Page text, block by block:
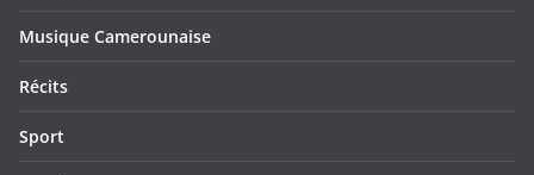
Musique Camerounaise
Récits
Sport